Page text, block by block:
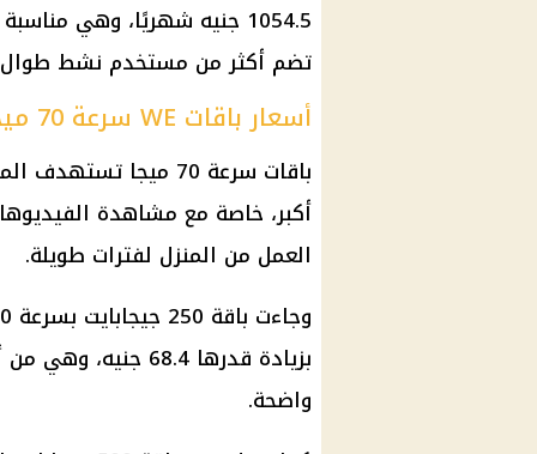
1054.5 جنيه شهريًا، وهي
تضم أكثر من مستخدم نشط طوال
أسعار باقات WE سرعة 70 ميجا اليوم
باقات سرعة 70 ميجا
أكبر، خاصة مع مشاهدة
العمل من المنزل لفترات طويلة.
بزيادة قدرها 68.4
واضحة.